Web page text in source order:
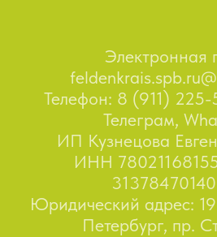
Электронная
Телефон: 8 (911)
Телеграм,
ИП Кузнецова
ИНН
Юридический адрес:
Петербург, пр.